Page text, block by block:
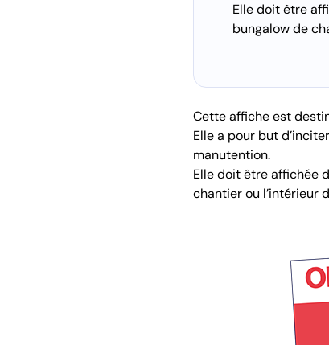
Elle doit être
bungalow de
Cette affiche est
Elle a pour but
manutention.
Elle doit être affichée
chantier ou l’intérieur